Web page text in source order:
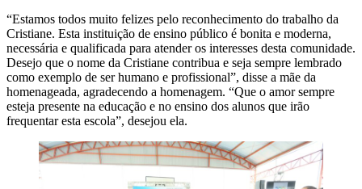
“Estamos todos muito felizes pelo reconhecimento do trabalho da
Cristiane. Esta instituição de ensino público é bonita e moderna,
necessária e qualificada para atender os interesses desta comunidade.
Desejo que o nome da Cristiane contribua e seja sempre lembrado
como exemplo de ser humano e profissional”, disse a mãe da
homenageada, agradecendo a homenagem. “Que o amor sempre
esteja presente na educação e no ensino dos alunos que irão
frequentar esta escola”, desejou ela.